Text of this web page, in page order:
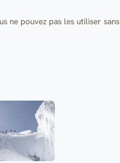
ne pouvez pas les utiliser sans